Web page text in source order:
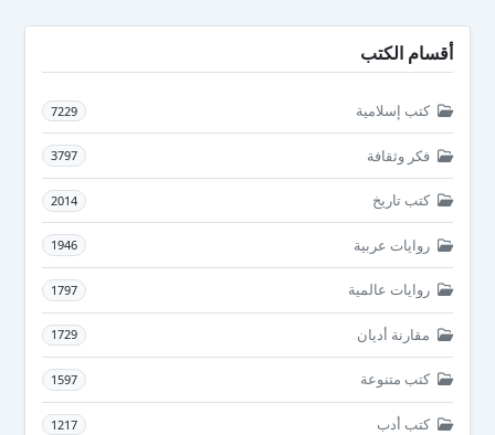
أقسام الكتب
كتب إسلامية 7229
فكر وثقافة 3797
كتب تاريخ 2014
روايات عربية 1946
روايات عالمية 1797
مقارنة أديان 1729
كتب متنوعة 1597
كتب أدب 1217